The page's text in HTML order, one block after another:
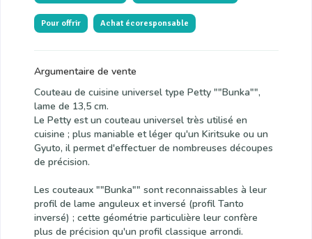
Pour offrir Achat écoresponsable
Argumentaire de vente
Couteau de cuisine universel type Petty ""Bunka"",
lame de 13,5 cm.
Le Petty est un couteau universel très utilisé en
cuisine ; plus maniable et léger qu'un Kiritsuke ou un
Gyuto, il permet d'effectuer de nombreuses découpes
de précision.
Les couteaux ""Bunka"" sont reconnaissables à leur
profil de lame anguleux et inversé (profil Tanto
inversé) ; cette géométrie particulière leur confère
plus de précision qu'un profil classique arrondi.